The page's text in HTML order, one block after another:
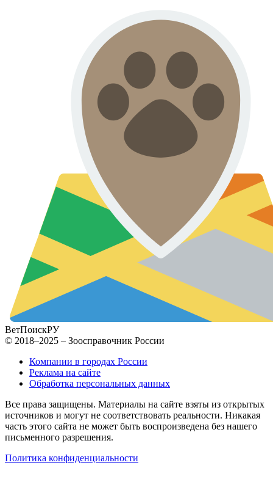
ВетПоискРУ
© 2018–2025 – Зоосправочник России
Компании в городах России
Реклама на сайте
Обработка персональных данных
Все права защищены. Материалы на сайте взяты из открытых
источников и могут не соответствовать реальности. Никакая
часть этого сайта не может быть воспроизведена без нашего
письменного разрешения.
Политика конфиденциальности